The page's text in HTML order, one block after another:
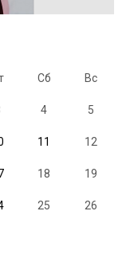
Сб Вс
4 5
11 12
18 19
25 26